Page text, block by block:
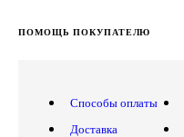
ПОМОЩЬ ПОКУПАТЕЛЮ
Способы оплаты
Доставка